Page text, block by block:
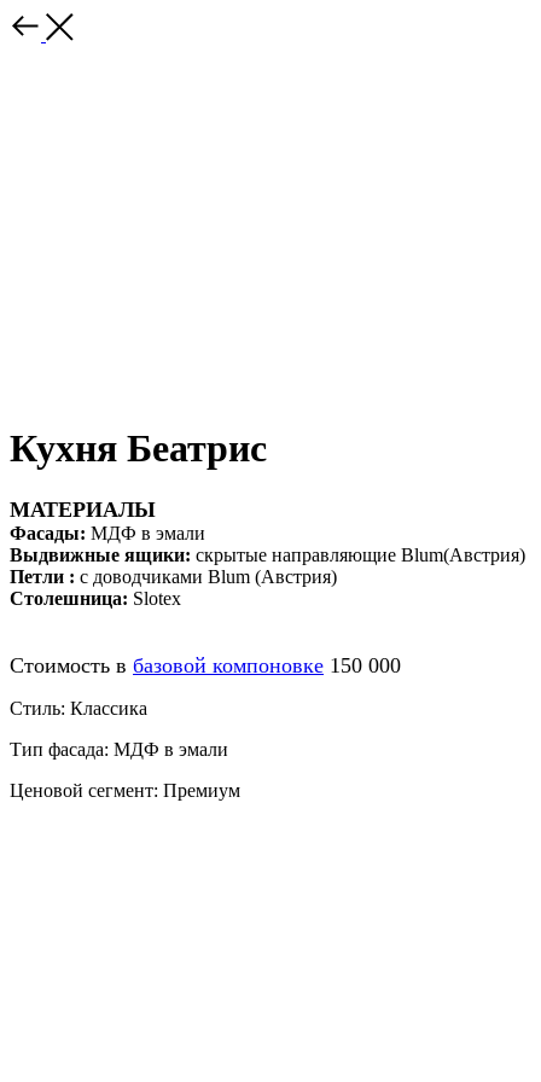
Кухня Беатрис
МАТЕРИАЛЫ
Фасады: МДФ в эмали
Выдвижные ящики: скрытые направляющие Blum(Австрия)
Петли : с доводчиками Blum (Австрия)
Столешница: Slotex
Стоимость в базовой компоновке 150 000
Стиль: Классика
Тип фасада: МДФ в эмали
Ценовой сегмент: Премиум